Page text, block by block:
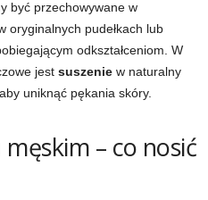
być przechowywane w
oryginalnych pudełkach lub
odkształceniom. W
jest suszenie w naturalny
uniknąć pękania skóry.
– co nosić